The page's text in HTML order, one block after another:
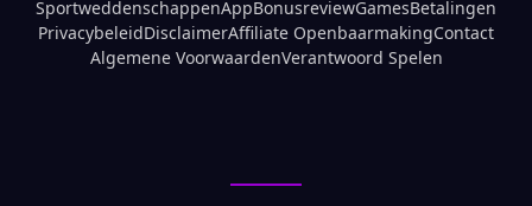
SportweddenschappenAppBonusreviewGamesBetalingen
PrivacybeleidDisclaimerAffiliate OpenbaarmakingContact
Algemene VoorwaardenVerantwoord Spelen